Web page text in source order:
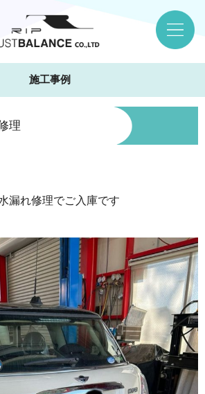
施工事例
理
漏れ修理でご入庫です